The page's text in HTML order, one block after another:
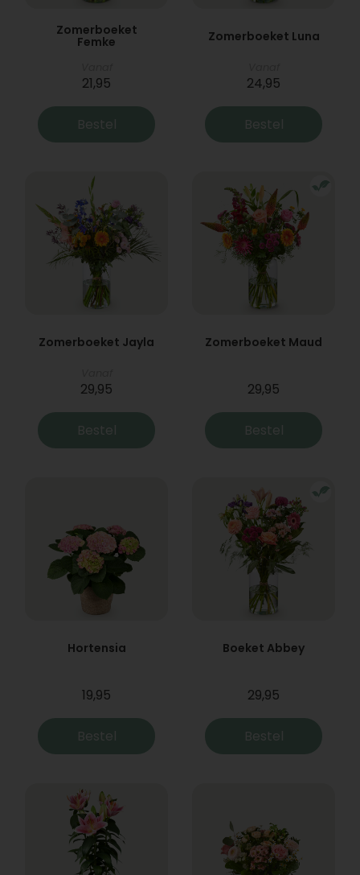
Zomerboeket
Femke
21,95
Bestel
Zomerboeket Luna
24,95
Bestel
Zomerboeket Jayla
29,95
Bestel
Zomerboeket Maud
29,95
Bestel
Hortensia
19,95
Bestel
Boeket Abbey
29,95
Bestel